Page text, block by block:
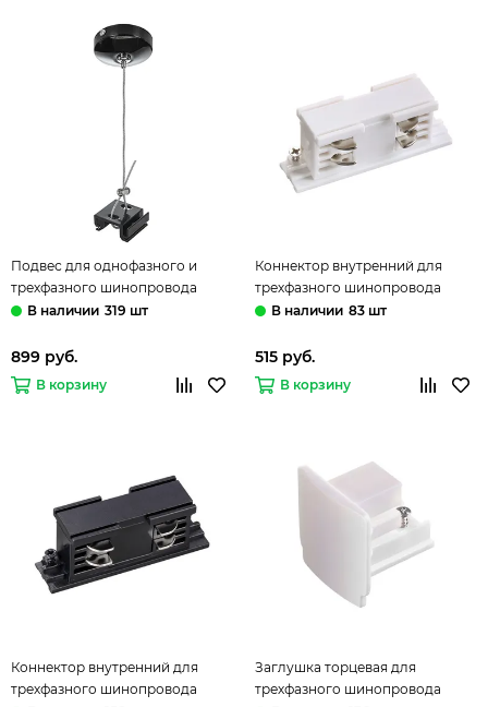
Подвес для однофазного и
трехфазного шинопровода
504197 черный Barra Lightstar
319 шт
899 руб.
В корзину
Коннектор внутренний для
трехфазного шинопровода
135042 белый Novotech
83 шт
515 руб.
В корзину
Коннектор внутренний для
трехфазного шинопровода
Заглушка торцевая для
трехфазного шинопровода